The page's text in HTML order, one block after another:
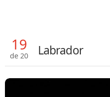
19
de 20 Labrador